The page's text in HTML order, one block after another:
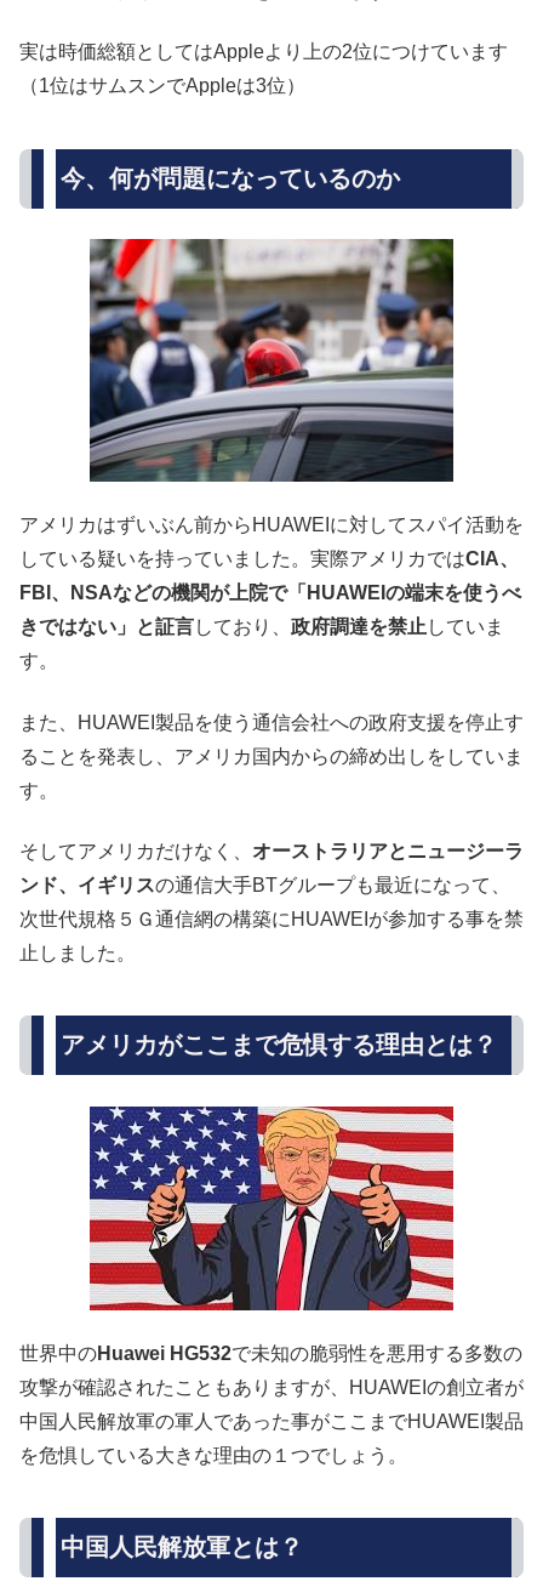
実は時価総額としてはAppleより上の2位につけています
（1位はサムスンでAppleは3位）
今、何が問題になっているのか
アメリカはずいぶん前からHUAWEIに対してスパイ活動を
している疑いを持っていました。実際アメリカではCIA、
FBI、NSAなどの機関が上院で「HUAWEIの端末を使うべ
きではない」と証言しており、 政府調達を禁止 していま
す。
また、HUAWEI製品を使う通信会社への政府支援を停止す
ることを発表し、アメリカ国内からの締め出しをしていま
す。
そしてアメリカだけなく、 オーストラリアとニュージーラ
ンド、イギリスの通信大手BTグループも最近になって、
次世代規格５Ｇ通信網の構築にHUAWEIが参加する事を禁
止しました。
アメリカがここまで危惧する理由とは？
世界中のHuawei HG532で未知の脆弱性を悪用する多数の
攻撃が確認されたこともありますが、HUAWEIの創立者が
中国人民解放軍の軍人であった事がここまでHUAWEI製品
を危惧している大きな理由の１つでしょう。
中国人民解放軍とは？